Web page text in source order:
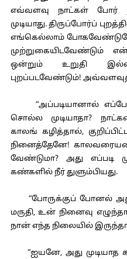
எவ்வளவு நாட்கள் போர்
முடியாது. திருப்போர்ப்
எங்கெல்லாம்
முற்றுகையிடவேண்டும்
ஒன்றும் உறுதி
புறப்படவேண்டும்!
“அப்படியானால்
சொல்ல முடியாதா?
காலங் கழித்தால்,
நினைத்தேனே!
வேண்டுமா? அது எப்படி
கண்களில் நீர் துளும்பியது.
“போருக்குப் போனல் அது
மருதி, உன் நினைவு
நான் எந்த நிலையில்
“ஐயனே, அது முடியாத